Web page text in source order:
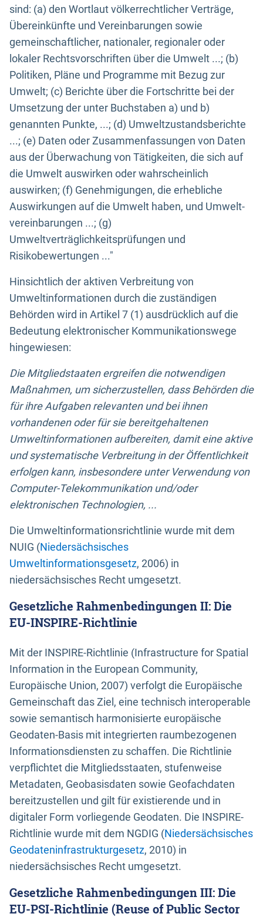
sind: (a) den Wortlaut völkerrechtlicher Verträge,
Übereinkünfte und Vereinbarungen sowie
gemeinschaftlicher, nationaler, regionaler oder
lokaler Rechtsvorschriften über die Umwelt ...; (b)
Politiken, Pläne und Programme mit Bezug zur
Umwelt; (c) Berichte über die Fortschritte bei der
Umsetzung der unter Buchstaben a) und b)
genannten Punkte, ...; (d) Umweltzustandsberichte
...; (e) Daten oder Zusammenfassungen von Daten
aus der Überwachung von Tätigkeiten, die sich auf
die Umwelt auswirken oder wahrscheinlich
auswirken; (f) Genehmigungen, die erhebliche
Auswirkungen auf die Umwelt haben, und Umwelt-
vereinbarungen ...; (g)
Umweltverträglichkeitsprüfungen und
Risikobewertungen ..."
Hinsichtlich der aktiven Verbreitung von
Umweltinformationen durch die zuständigen
Behörden wird in Artikel 7 (1) ausdrücklich auf die
Bedeutung elektronischer Kommunikationswege
hingewiesen:
Die Mitgliedstaaten ergreifen die notwendigen
Maßnahmen, um sicherzustellen, dass Behörden die
für ihre Aufgaben relevanten und bei ihnen
vorhandenen oder für sie bereitgehaltenen
Umweltinformationen aufbereiten, damit eine aktive
und systematische Verbreitung in der Öffentlichkeit
erfolgen kann, insbesondere unter Verwendung von
Computer-Telekommunikation und/oder
elektronischen Technologien, ...
Die Umweltinformationsrichtlinie wurde mit dem
NUIG (Niedersächsisches
Umweltinformationsgesetz, 2006) in
niedersächsisches Recht umgesetzt.
Gesetzliche Rahmenbedingungen II: Die
EU-INSPIRE-Richtlinie
Mit der INSPIRE-Richtlinie (Infrastructure for Spatial
Information in the European Community,
Europäische Union, 2007) verfolgt die Europäische
Gemeinschaft das Ziel, eine technisch interoperable
sowie semantisch harmonisierte europäische
Geodaten-Basis mit integrierten raumbezogenen
Informationsdiensten zu schaffen. Die Richtlinie
verpflichtet die Mitgliedsstaaten, stufenweise
Metadaten, Geobasisdaten sowie Geofachdaten
bereitzustellen und gilt für existierende und in
digitaler Form vorliegende Geodaten. Die INSPIRE-
Richtlinie wurde mit dem NGDIG (Niedersächsisches
Geodateninfrastrukturgesetz, 2010) in
niedersächsisches Recht umgesetzt.
Gesetzliche Rahmenbedingungen III: Die
EU-PSI-Richtlinie (Reuse of Public Sector